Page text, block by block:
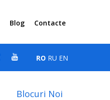
Blog Contacte
RO RU EN
Blocuri Noi